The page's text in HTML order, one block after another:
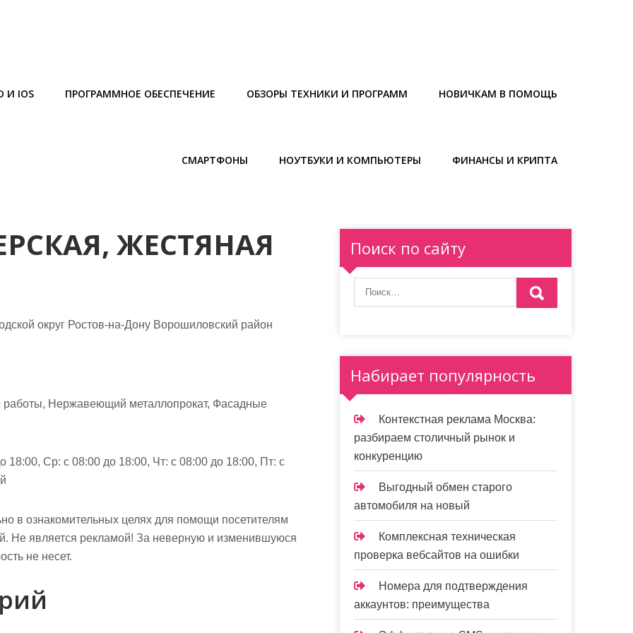
И IOS ПРОГРАММНОЕ ОБЕСПЕЧЕНИЕ ОБЗОРЫ ТЕХНИКИ И ПРОГРАММ НОВИЧКАМ В ПОМОЩЬ
СМАРТФОНЫ НОУТБУКИ И КОМПЬЮТЕРЫ ФИНАНСЫ И КРИПТА
ЖЕСТЯНАЯ
округ Ростов-на-Дону Ворошиловский район
работы, Нержавеющий металлопрокат, Фасадные
Ср: с 08:00 до 18:00, Чт: с 08:00 до 18:00, Пт: с
в ознакомительных целях для помощи посетителям
Не является рекламой! За неверную и изменившуюся
не несет.
Поиск по сайту
Набирает популярность
Контекстная реклама Москва:
разбираем столичный рынок и
конкуренцию
Выгодный обмен старого
автомобиля на новый
Комплексная техническая
проверка вебсайтов на ошибки
Номера для подтверждения
аккаунтов: преимущества